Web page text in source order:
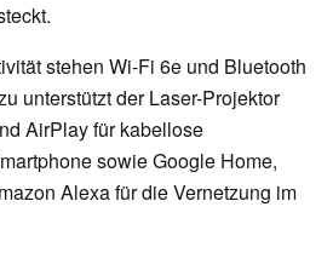
stehen Wi-Fi 6e und Bluetooth
unterstützt der Laser-Projektor
AirPlay für kabellose
sowie Google Home,
Alexa für die Vernetzung im